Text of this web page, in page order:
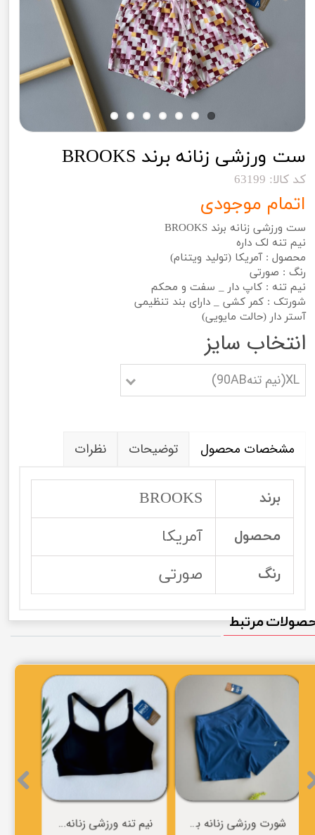
ست ورزشی زنانه برند BROOKS
کد کالا: 63199
اتمام موجودی
ست ورزشی زنانه برند BROOKS
نیم تنه لک داره
محصول : آمریکا (تولید ویتنام)
رنگ : صورتی
نیم تنه : کاپ دار _ سفت و محکم
شورتک : کمر کشی _ دارای بند تنظیمی
آستر دار (حالت مایویی)
انتخاب سایز
XL(نیم تنه90AB)
مشخصات محصول توضیحات نظرات
برند BROOKS
محصول آمریکا
رنگ صورتی
نیم تنه ورزشی زنانه برند BROOKS شورت ورزشی زنانه برند BROOKS
مرتبط